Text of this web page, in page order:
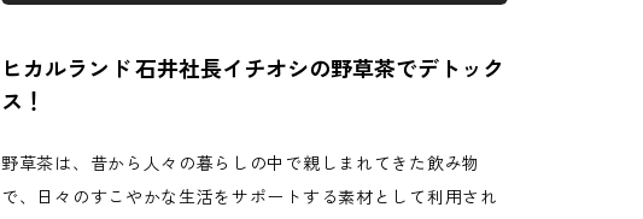
ヒカルランド 石井社長イチオシの野草茶でデトック
ス！
野草茶は、昔から人々の暮らしの中で親しまれてきた飲み物
で、日々のすこやかな生活をサポートする素材として利用され